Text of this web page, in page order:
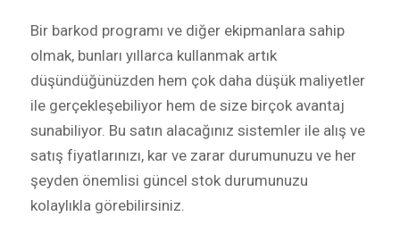
Bir barkod programı ve diğer ekipmanlara sahip
olmak, bunları yıllarca kullanmak artık
düşündüğünüzden hem çok daha düşük maliyetler
ile gerçekleşebiliyor hem de size birçok avantaj
sunabiliyor. Bu satın alacağınız sistemler ile alış ve
satış fiyatlarınızı, kar ve zarar durumunuzu ve her
şeyden önemlisi güncel stok durumunuzu
kolaylıkla görebilirsiniz.